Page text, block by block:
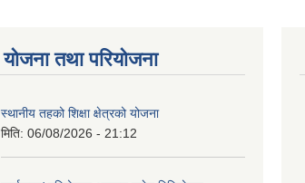
योजना तथा परियोजना
स्थानीय तहको शिक्षा क्षेत्रको योजना
मिति: 06/08/2026 - 21:12